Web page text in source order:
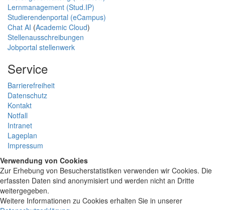
Lernmanagement (Stud.IP)
Studierendenportal (eCampus)
Chat AI (Academic Cloud)
Stellenausschreibungen
Jobportal stellenwerk
Service
Barrierefreiheit
Datenschutz
Kontakt
Notfall
Intranet
Lageplan
Impressum
Verwendung von Cookies
Zur Erhebung von Besucherstatistiken verwenden wir Cookies. Die
erfassten Daten sind anonymisiert und werden nicht an Dritte
weitergegeben.
Weitere Informationen zu Cookies erhalten Sie in unserer